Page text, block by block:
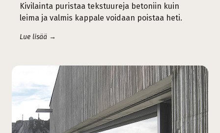
Kivilainta puristaa tekstuureja betoniin kuin
leima ja valmis kappale voidaan poistaa heti.
Lue lisää →